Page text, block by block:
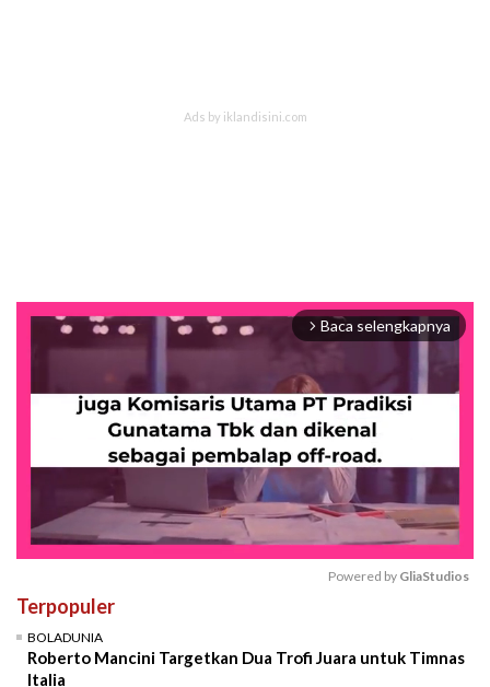
arrow_forward_ios Baca selengkapnya
Powered by GliaStudios
Terpopuler
BOLADUNIA
Roberto Mancini Targetkan Dua Trofi Juara untuk Timnas
Italia